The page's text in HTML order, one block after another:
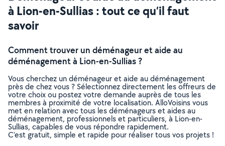
à Lion-en-Sullias : tout ce qu’il faut
savoir
Comment trouver un déménageur et aide au
déménagement à Lion-en-Sullias ?
Vous cherchez un déménageur et aide au déménagement
près de chez vous ? Sélectionnez directement les offreurs de
votre choix ou postez votre demande auprès de tous les
membres à proximité de votre localisation. AlloVoisins vous
met en relation avec tous les déménageurs et aides au
déménagement, professionnels et particuliers, à Lion-en-
Sullias, capables de vous répondre rapidement.
C’est gratuit, simple et rapide pour réaliser tous vos projets !